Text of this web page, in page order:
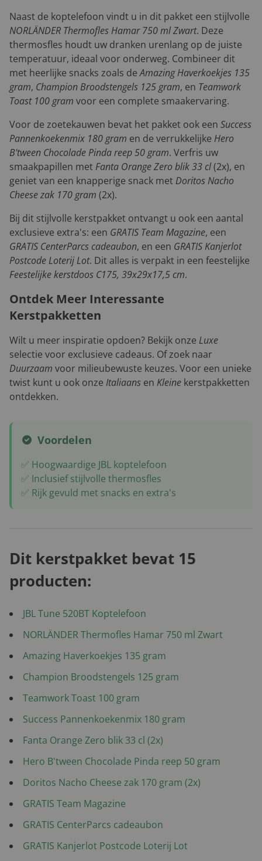
Naast de koptelefoon vindt u in dit pakket een stijlvolle
NORLÄNDER Thermofles Hamar 750 ml Zwart. Deze
thermosfles houdt uw dranken urenlang op de juiste
temperatuur, ideaal voor onderweg. Combineer dit
met heerlijke snacks zoals deAmazing Haverkoekjes 135
gram, Champion Broodstengels 125 gram, en Teamwork
Toast 100 gram voor een complete smaakervaring.
Voor de zoetekauwen bevat het pakket ook een Success
Pannenkoekenmix 180 gram en de verrukkelijke Hero
B'tween Chocolade Pinda reep 50 gram. Verfris uw
smaakpapillen metFanta Orange Zero blik 33 cl(2x), en
geniet van een knapperige snack metDoritos Nacho
Cheese zak 170 gram (2x).
Bij dit stijlvolle kerstpakket ontvangt u ook een aantal
exclusieve extra's: een GRATIS Team Magazine, een
GRATIS CenterParcs cadeaubon, en een GRATIS Kanjerlot
Postcode Loterij Lot. Dit alles is verpakt in een feestelijke
Feestelijke kerstdoos C175, 39x29x17,5 cm.
Ontdek Meer Interessante
Kerstpakketten
Wilt u meer inspiratie opdoen? Bekijk onze Luxe
selectie voor exclusieve cadeaus. Of zoek naar
Duurzaam voor milieubewuste keuzes. Voor een unieke
twist kunt u ook onze Italiaans en Kleine kerstpakketten
ontdekken.
Voordelen
✅ Hoogwaardige JBL koptelefoon
✅ Inclusief stijlvolle thermosfles
✅ Rijk gevuld met snacks en extra's
Dit kerstpakket bevat 15
producten:
JBL Tune 520BT Koptelefoon
NORLÄNDER Thermofles Hamar 750 ml Zwart
Amazing Haverkoekjes 135 gram
Champion Broodstengels 125 gram
Teamwork Toast 100 gram
Success Pannenkoekenmix 180 gram
Fanta Orange Zero blik 33 cl (2x)
Hero B'tween Chocolade Pinda reep 50 gram
Doritos Nacho Cheese zak 170 gram (2x)
GRATIS Team Magazine
GRATIS CenterParcs cadeaubon
GRATIS Kanjerlot Postcode Loterij Lot